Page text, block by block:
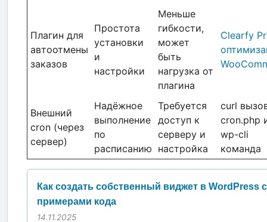
Плагин для
автоотмены
заказов
Простота
установки
и
настройки
Меньше
гибкости,
может
быть
нагрузка от
плагина
Clearfy
Внешний
cron (через
сервер)
Надёжное
выполнение
по
расписанию
Требуется
доступ к
серверу и
настройка
curl
cron.php
wp-cli
команда
Как создать собственный виджет в WordPress с
примерами кода
14.11.2025